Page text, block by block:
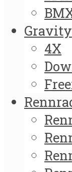
Gravity
4X